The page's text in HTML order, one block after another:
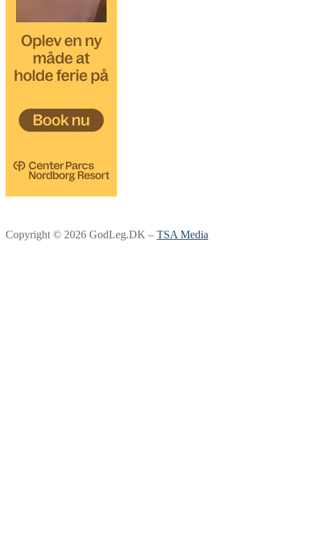
Copyright © 2026 GodLeg.DK – TSA Media